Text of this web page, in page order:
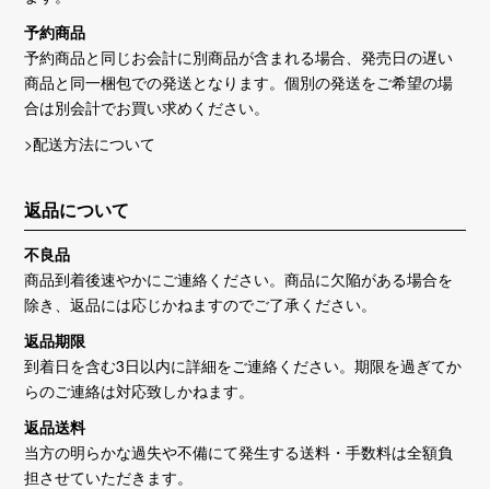
予約商品
予約商品と同じお会計に別商品が含まれる場合、発売日の遅い
商品と同一梱包での発送となります。個別の発送をご希望の場
合は別会計でお買い求めください。
>配送方法について
返品について
不良品
商品到着後速やかにご連絡ください。商品に欠陥がある場合を
除き、返品には応じかねますのでご了承ください。
返品期限
到着日を含む3日以内に詳細をご連絡ください。期限を過ぎてか
らのご連絡は対応致しかねます。
返品送料
当方の明らかな過失や不備にて発生する送料・手数料は全額負
担させていただきます。